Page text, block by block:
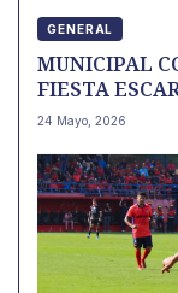
GENERAL
MUNICIPAL
FIESTA
24 Mayo, 2026